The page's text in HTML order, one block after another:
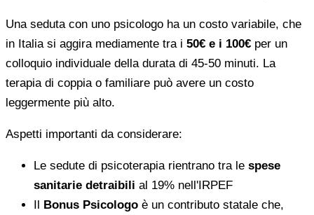
Una seduta con uno psicologo ha un costo variabile, che
in Italia si aggira mediamente tra i 50€ e i 100€ per un
colloquio individuale della durata di 45-50 minuti. La
terapia di coppia o familiare può avere un costo
leggermente più alto.
Aspetti importanti da considerare:
Le sedute di psicoterapia rientrano tra le spese
sanitarie detraibili al 19% nell'IRPEF
Il Bonus Psicologo è un contributo statale che,